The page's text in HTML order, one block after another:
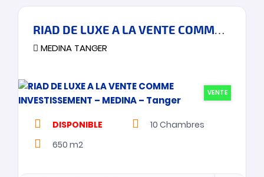
RIAD DE LUXE A LA VENTE COMME INVESTISSEMENT – MEDINA – Tanger
MEDINA TANGER
VENTE
DISPONIBLE 10 Chambres
650 m2